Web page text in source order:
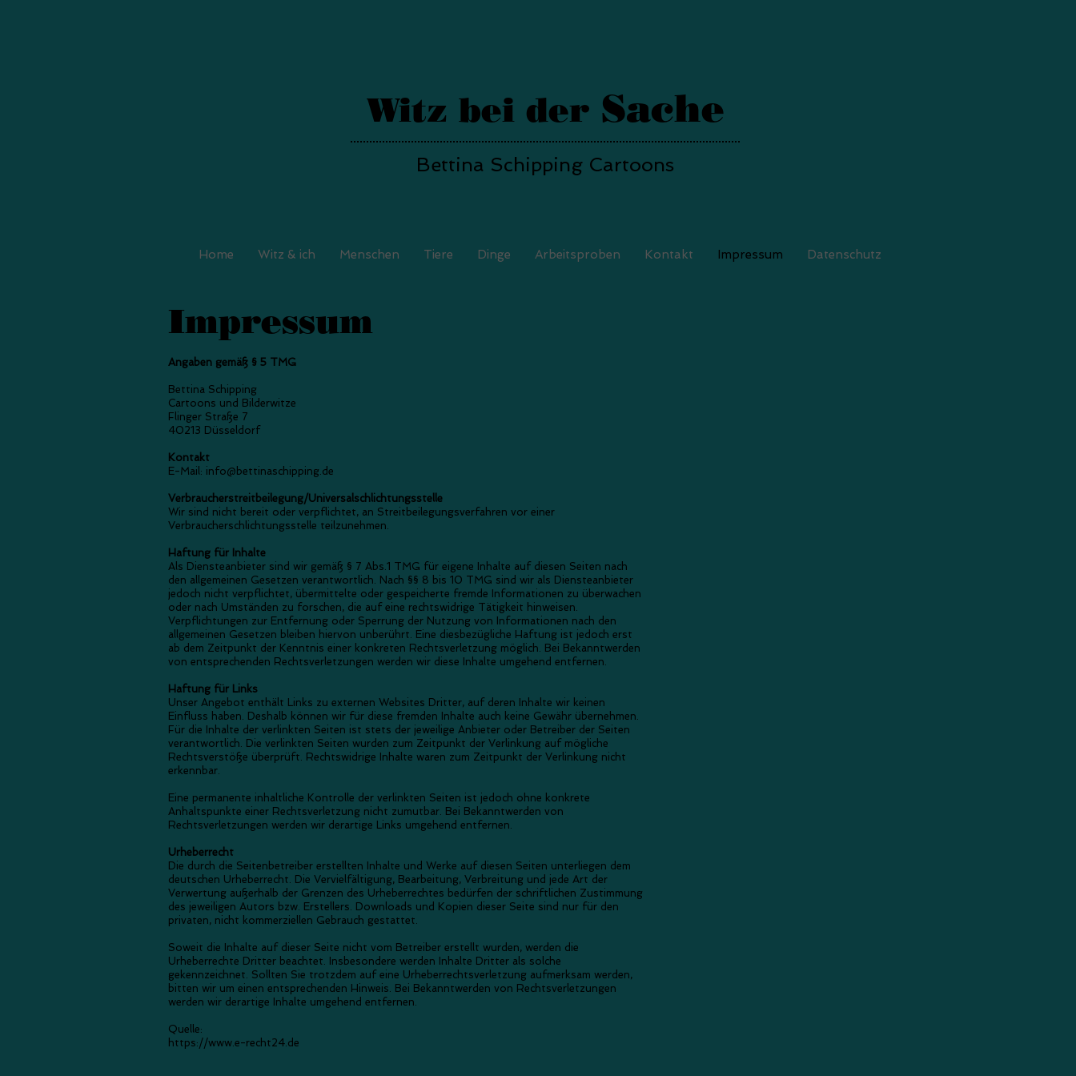
Witz bei der Sache
Bettina Schipping Cartoons
Home Witz & ich Menschen Tiere Dinge Arbeitsproben Kontakt Impressum Datenschutz
Impressum
Angaben gemäß § 5 TMG
Bettina Schipping
Cartoons und Bilderwitze
Flinger Straße 7
40213 Düsseldorf
Kontakt
E-Mail: info@bettinaschipping.de
Verbraucherstreitbeilegung/Universalschlichtungsstelle
Wir sind nicht bereit oder verpflichtet, an Streitbeilegungsverfahren vor einer
Verbraucherschlichtungsstelle teilzunehmen.
Haftung für Inhalte
Als Diensteanbieter sind wir gemäß § 7 Abs.1 TMG für eigene Inhalte auf diesen Seiten nach
den allgemeinen Gesetzen verantwortlich. Nach §§ 8 bis 10 TMG sind wir als Diensteanbieter
jedoch nicht verpflichtet, übermittelte oder gespeicherte fremde Informationen zu überwachen
oder nach Umständen zu forschen, die auf eine rechtswidrige Tätigkeit hinweisen.
Verpflichtungen zur Entfernung oder Sperrung der Nutzung von Informationen nach den
allgemeinen Gesetzen bleiben hiervon unberührt. Eine diesbezügliche Haftung ist jedoch erst
ab dem Zeitpunkt der Kenntnis einer konkreten Rechtsverletzung möglich. Bei Bekanntwerden
von entsprechenden Rechtsverletzungen werden wir diese Inhalte umgehend entfernen.
Haftung für Links
Unser Angebot enthält Links zu externen Websites Dritter, auf deren Inhalte wir keinen
Einfluss haben. Deshalb können wir für diese fremden Inhalte auch keine Gewähr übernehmen.
Für die Inhalte der verlinkten Seiten ist stets der jeweilige Anbieter oder Betreiber der Seiten
verantwortlich. Die verlinkten Seiten wurden zum Zeitpunkt der Verlinkung auf mögliche
Rechtsverstöße überprüft. Rechtswidrige Inhalte waren zum Zeitpunkt der Verlinkung nicht
erkennbar.
Eine permanente inhaltliche Kontrolle der verlinkten Seiten ist jedoch ohne konkrete
Anhaltspunkte einer Rechtsverletzung nicht zumutbar. Bei Bekanntwerden von
Rechtsverletzungen werden wir derartige Links umgehend entfernen.
Urheberrecht
Die durch die Seitenbetreiber erstellten Inhalte und Werke auf diesen Seiten unterliegen dem
deutschen Urheberrecht. Die Vervielfältigung, Bearbeitung, Verbreitung und jede Art der
Verwertung außerhalb der Grenzen des Urheberrechtes bedürfen der schriftlichen Zustimmung
des jeweiligen Autors bzw. Erstellers. Downloads und Kopien dieser Seite sind nur für den
privaten, nicht kommerziellen Gebrauch gestattet.
Soweit die Inhalte auf dieser Seite nicht vom Betreiber erstellt wurden, werden die
Urheberrechte Dritter beachtet. Insbesondere werden Inhalte Dritter als solche
gekennzeichnet. Sollten Sie trotzdem auf eine Urheberrechtsverletzung aufmerksam werden,
bitten wir um einen entsprechenden Hinweis. Bei Bekanntwerden von Rechtsverletzungen
werden wir derartige Inhalte umgehend entfernen.
Quelle:
https://www.e-recht24.de